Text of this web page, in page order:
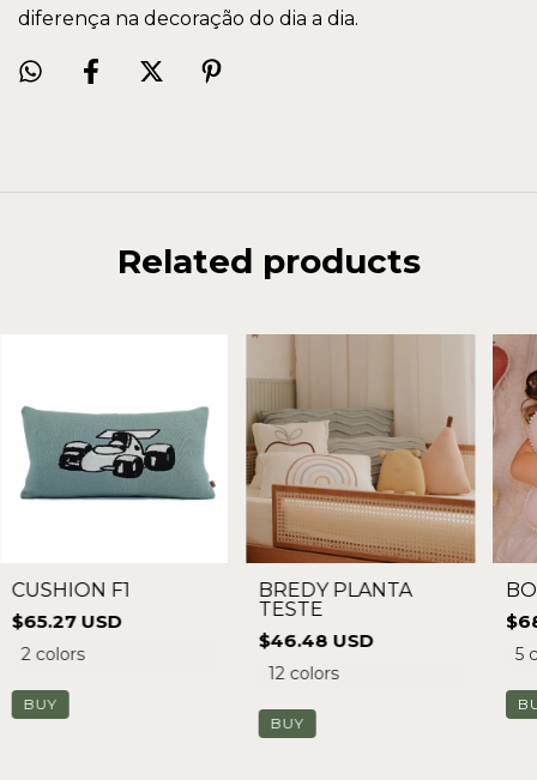
diferença na decoração do dia a dia.
Related products
CUSHION F1
$65.27 USD
2 colors
BUY
BREDY PLANTA
TESTE
$46.48 USD
12 colors
BUY
5